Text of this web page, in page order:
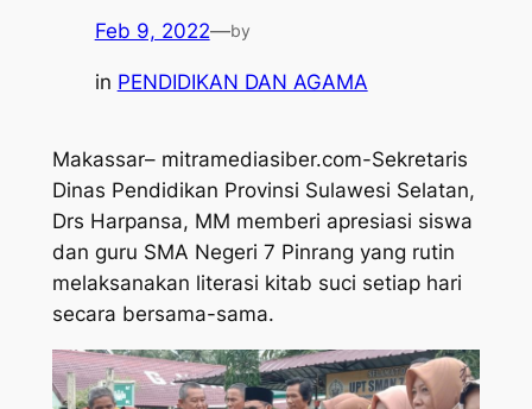
Feb 9, 2022—by
in PENDIDIKAN DAN AGAMA
Makassar– mitramediasiber.com-Sekretaris
Dinas Pendidikan Provinsi Sulawesi Selatan,
Drs Harpansa, MM memberi apresiasi siswa
dan guru SMA Negeri 7 Pinrang yang rutin
melaksanakan literasi kitab suci setiap hari
secara bersama-sama.